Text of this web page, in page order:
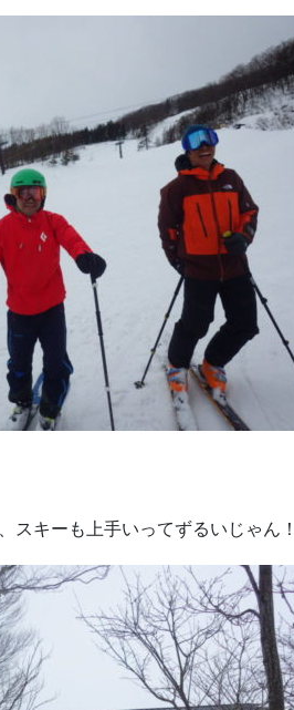
スキーも上手いってずるいじゃん